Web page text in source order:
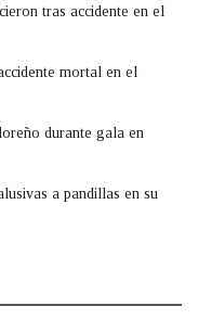
tras accidente en el
mortal en el
durante gala en
a pandillas en su